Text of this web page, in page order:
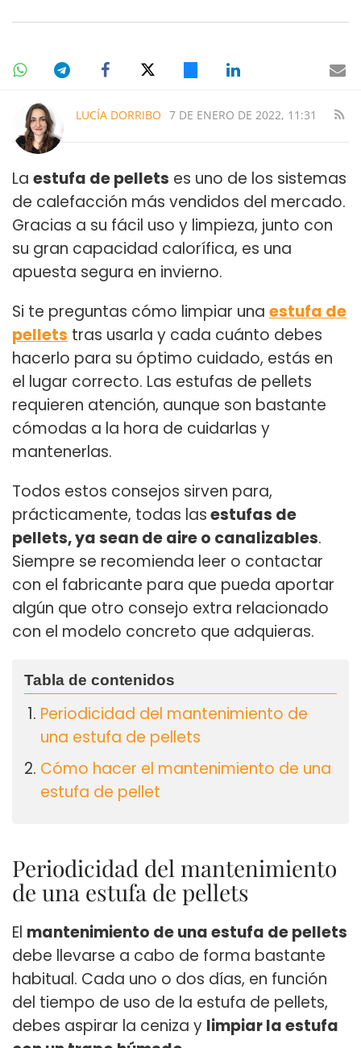
LUCÍA DORRIBO 7 DE ENERO DE 2022, 11:31
La estufa de pellets es uno de los sistemas
de calefacción más vendidos del mercado.
Gracias a su fácil uso y limpieza, junto con
su gran capacidad calorífica, es una
apuesta segura en invierno.
Si te preguntas cómo limpiar una estufa de
pellets tras usarla y cada cuánto debes
hacerlo para su óptimo cuidado, estás en
el lugar correcto. Las estufas de pellets
requieren atención, aunque son bastante
cómodas a la hora de cuidarlas y
mantenerlas.
Todos estos consejos sirven para,
prácticamente, todas lasestufas de
pellets, ya sean de aire o canalizables.
Siempre se recomienda leer o contactar
con el fabricante para que pueda aportar
algún que otro consejo extra relacionado
con el modelo concreto que adquieras.
Periodicidad del mantenimiento de
una estufa de pellets
Cómo hacer el mantenimiento de una
estufa de pellet
Periodicidad del mantenimiento
de una estufa de pellets
El mantenimiento de una estufa de pellets
debe llevarse a cabo de forma bastante
habitual. Cada uno o dos días, en función
del tiempo de uso de la estufa de pellets,
debes aspirar la ceniza y limpiar la estufa